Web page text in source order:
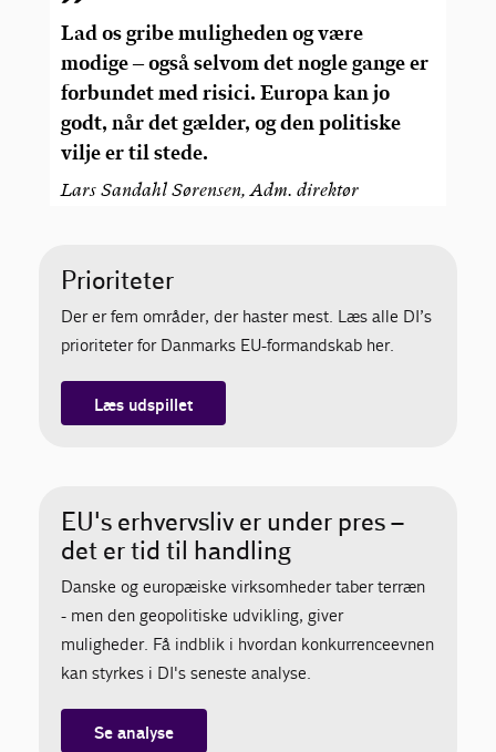
Lad os gribe muligheden og være
modige – også selvom det nogle gange er
forbundet med risici. Europa kan jo
godt, når det gælder, og den politiske
vilje er til stede.
Lars Sandahl Sørensen, Adm. direktør
Prioriteter
Der er fem områder, der haster mest. Læs alle DI’s
prioriteter for Danmarks EU-formandskab her.
Læs udspillet
EU's erhvervsliv er under pres –
det er tid til handling
Danske og europæiske virksomheder taber terræn
- men den geopolitiske udvikling, giver
muligheder. Få indblik i hvordan konkurrenceevnen
kan styrkes i DI's seneste analyse.
Se analyse